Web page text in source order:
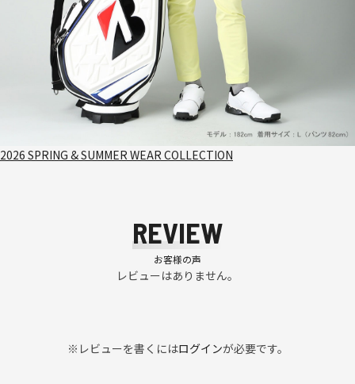
2026 SPRING & SUMMER WEAR COLLECTION
REVIEW
お客様の声
レビューはありません。
※レビューを書くにはログインが必要です。